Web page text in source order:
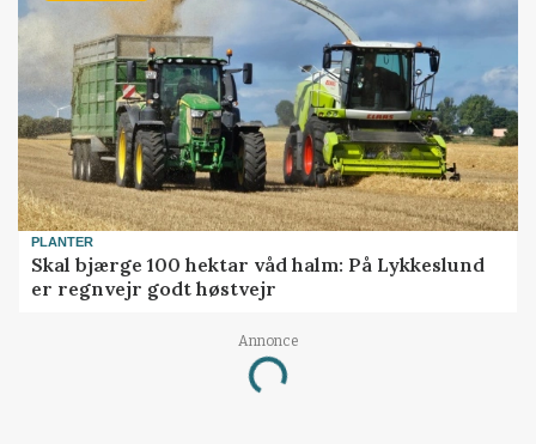
PLANTER
Skal bjærge 100 hektar våd halm: På Lykkeslund
er regnvejr godt høstvejr
Annonce
Loading...